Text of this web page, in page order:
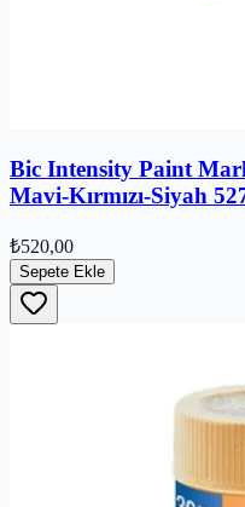
Bic Intensity Paint
Mavi-Kırmızı-Siyah
₺520,00
Sepete Ekle